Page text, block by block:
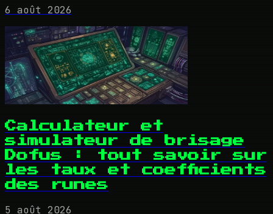
6 août 2026
Calculateur et
simulateur de brisage
Dofus : tout savoir sur
les taux et coefficients
des runes
5 août 2026